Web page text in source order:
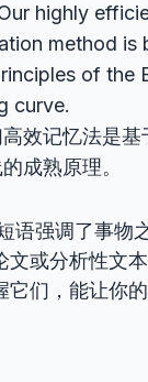
highly
method is
of the
curve.
效记忆法是基
成熟原理。
语强调了事物
文或分析性文
它们，能让你